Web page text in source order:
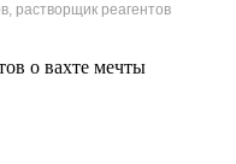
растворщик реагентов